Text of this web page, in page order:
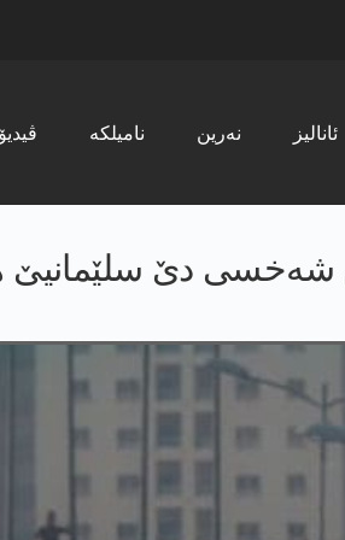
ڤیدیۆ نامیلکە نەرین ئانالیز
شەخسی دێ سلێمانیێ